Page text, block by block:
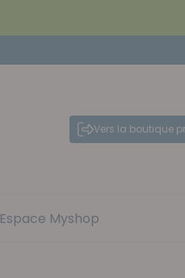
Vers la boutique
Espace Myshop